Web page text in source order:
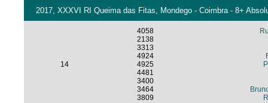
2017, XXXVI RI Queima das Fitas, Mondego - Coimbra - 8+
14
4058
2138
3313
4924
4925
4481
3400
3464
3809